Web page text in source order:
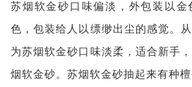
苏烟软金砂口味偏淡，外包装以金
色，包装给人以缥缈出尘的感觉。
为苏烟软金砂口味淡柔，适合新手
烟软金砂。苏烟软金砂抽起来有种檀